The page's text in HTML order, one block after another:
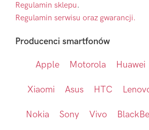
Regulamin sklepu.
Regulamin serwisu oraz gwarancji.
Producenci smartfonów
Apple Motorola Huawei
Xiaomi Asus HTC
Nokia Sony Vivo